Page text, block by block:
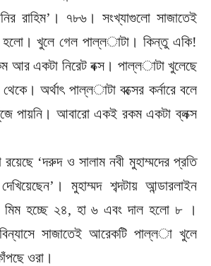
রাহিম’। ৭৮৬। সংখ্যাগুলো সাজাতেই
হলো। খুলে গেল পাল্ল­াটা। কিন্তু একি!
আর একটা নিরেট বক্স। পাল্ল­াটা খুলেছে
অর্থাৎ পাল্ল­াটা বক্সের কর্নারে বলে
পায়নি। আবারো একই রকম একটা ব্লক্স
রয়েছে ‘দরুদ ও সালাম নবী মুহাম্মদের প্রতি
মুহাম্মদ শব্দটায় আন্ডারলাইন
মিম হচ্ছে ২৪, হা ৬ এবং দাল হলো ৮ ।
সাজাতেই আরেকটি পাল্ল­া খুলে
ওরা।